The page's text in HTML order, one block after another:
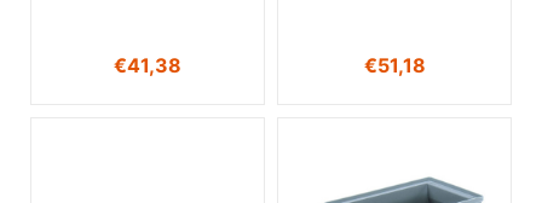
€41,38 €51,18